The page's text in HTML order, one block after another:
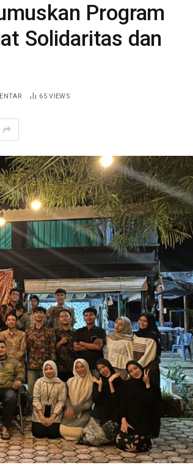
Program
Solidaritas dan
65VIEWS